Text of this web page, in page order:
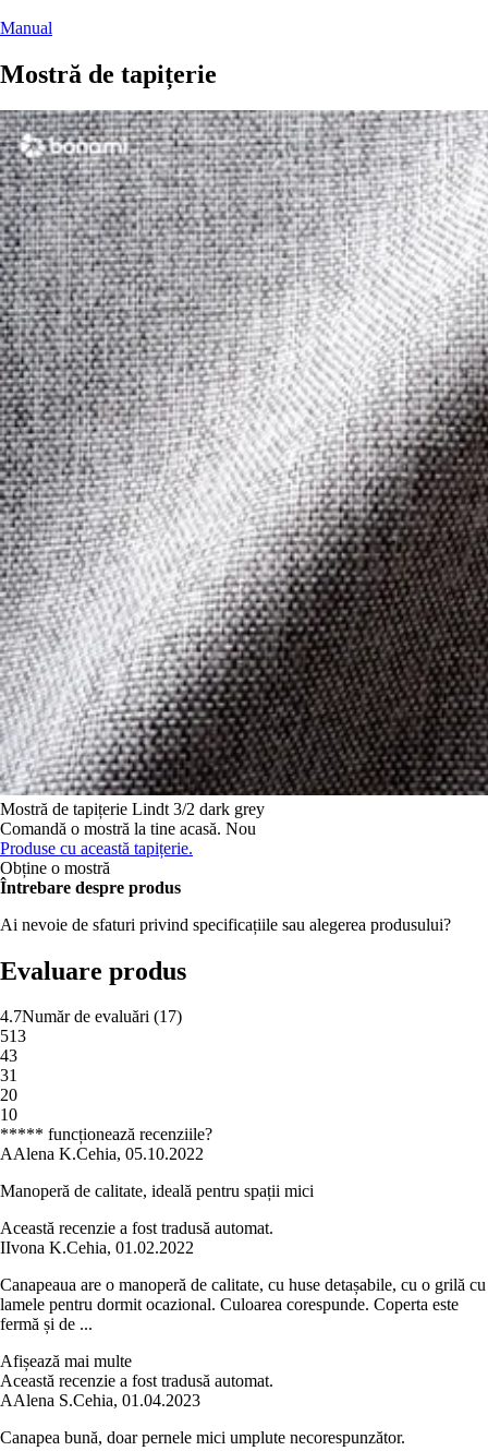
Manual
Mostră de tapițerie
Mostră de tapițerie Lindt 3/2 dark grey
Comandă o mostră la tine acasă. Nou
Produse cu această tapițerie.
Obține o mostră
Întrebare despre produs
Ai nevoie de sfaturi privind specificațiile sau alegerea produsului?
Evaluare produs
4.7Număr de evaluări (17)
513
43
31
20
10
***** funcționează recenziile?
AAlena K.Cehia, 05.10.2022
Manoperă de calitate, ideală pentru spații mici
Această recenzie a fost tradusă automat.
IIvona K.Cehia, 01.02.2022
Canapeaua are o manoperă de calitate, cu huse detașabile, cu o grilă cu
lamele pentru dormit ocazional. Culoarea corespunde. Coperta este
fermă și de ...
Afișează mai multe
Această recenzie a fost tradusă automat.
AAlena S.Cehia, 01.04.2023
Canapea bună, doar pernele mici umplute necorespunzător.